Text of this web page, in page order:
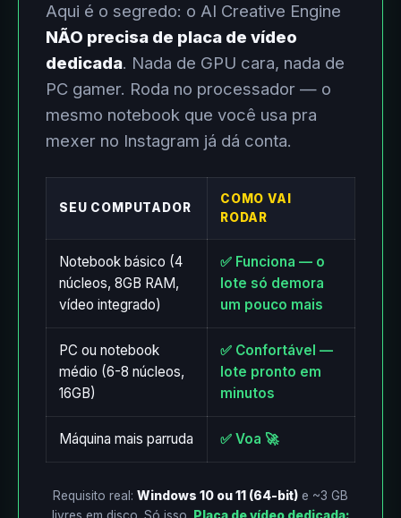
Aqui é o segredo: o AI Creative Engine
NÃO precisa de placa de vídeo
dedicada. Nada de GPU cara, nada de
PC gamer. Roda no processador — o
mesmo notebook que você usa pra
mexer no Instagram já dá conta.
SEU COMPUTADOR
COMO VAI
RODAR
Notebook básico (4
núcleos, 8GB RAM,
vídeo integrado)
✅ Funciona — o
lote só demora
um pouco mais
PC ou notebook
médio (6-8 núcleos,
16GB)
✅ Confortável —
lote pronto em
minutos
Máquina mais parruda ✅ Voa 🚀
Requisito real: Windows 10 ou 11 (64-bit) e ~3 GB